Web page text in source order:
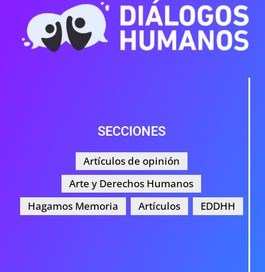
SECCIONES
Artículos de opinión
Arte y Derechos Humanos
Hagamos Memoria
Artículos EDDHH